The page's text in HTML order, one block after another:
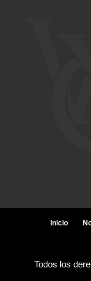
Inicio
Todos los